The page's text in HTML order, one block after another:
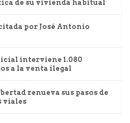
de su vivienda habitual
por José Antonio
interviene 1.080
a la venta ilegal
renueva sus pasos de
viales